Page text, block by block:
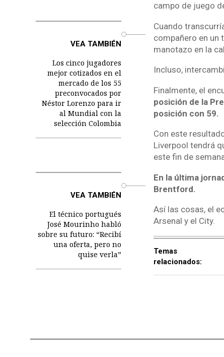
campo de juego
VEA TAMBIÉN
Los cinco jugadores
mejor cotizados en el
mercado de los 55
preconvocados por
Néstor Lorenzo para ir
al Mundial con la
selección Colombia
Cuando
compañero en un
manotazo en la
Incluso,
Finalmente, el
posición de la
posición con 59.
Con este
Liverpool tendrá
este fin de
VEA TAMBIÉN
El técnico portugués
José Mourinho habló
sobre su futuro: “Recibí
una oferta, pero no
quise verla”
En la última
Brentford.
Así las cosas, el
Arsenal y el City.
Temas
relacionados: